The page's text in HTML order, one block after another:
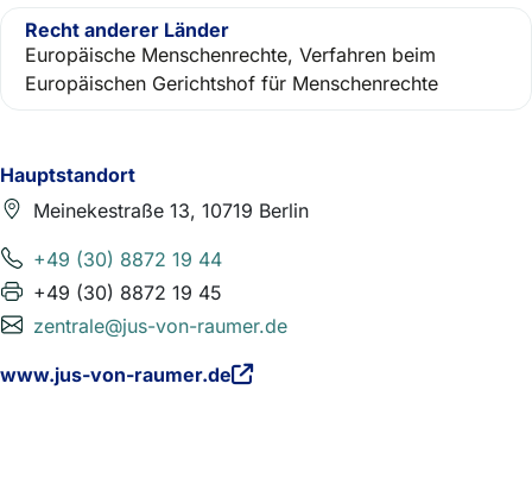
Hauptstandort
Meinekestraße 13, 10719 Berlin
+49 (30) 8872 19 44
+49 (30) 8872 19 45
zentrale@jus-von-raumer.de
www.jus-von-raumer.de
Recht anderer Länder
Europäische Menschenrechte, Verfahren beim
Europäischen Gerichtshof für Menschenrechte